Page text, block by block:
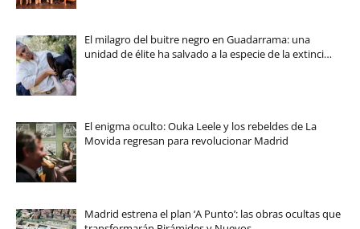
El milagro del buitre negro en Guadarrama: una
unidad de élite ha salvado a la especie de la extinci…
El enigma oculto: Ouka Leele y los rebeldes de La
Movida regresan para revolucionar Madrid
Madrid estrena el plan ‘A Punto’: las obras ocultas que